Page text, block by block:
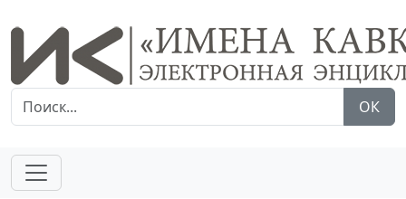
ОК